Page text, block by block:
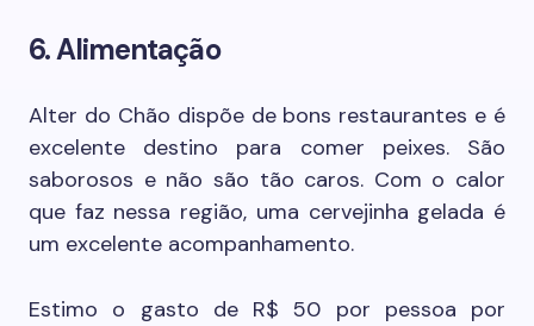
6. Alimentação
Alter do Chão dispõe de bons restaurantes e é
excelente destino para comer peixes. São
saborosos e não são tão caros. Com o calor
que faz nessa região, uma cervejinha gelada é
um excelente acompanhamento.
Estimo o gasto de R$ 50 por pessoa por